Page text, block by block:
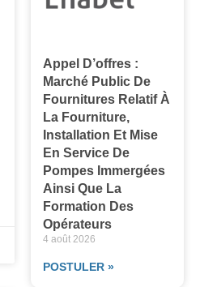
Appel D’offres :
Marché Public De
Fournitures Relatif À
La Fourniture,
Installation Et Mise
En Service De
Pompes Immergées
Ainsi Que La
Formation Des
Opérateurs
4 août 2026
POSTULER »